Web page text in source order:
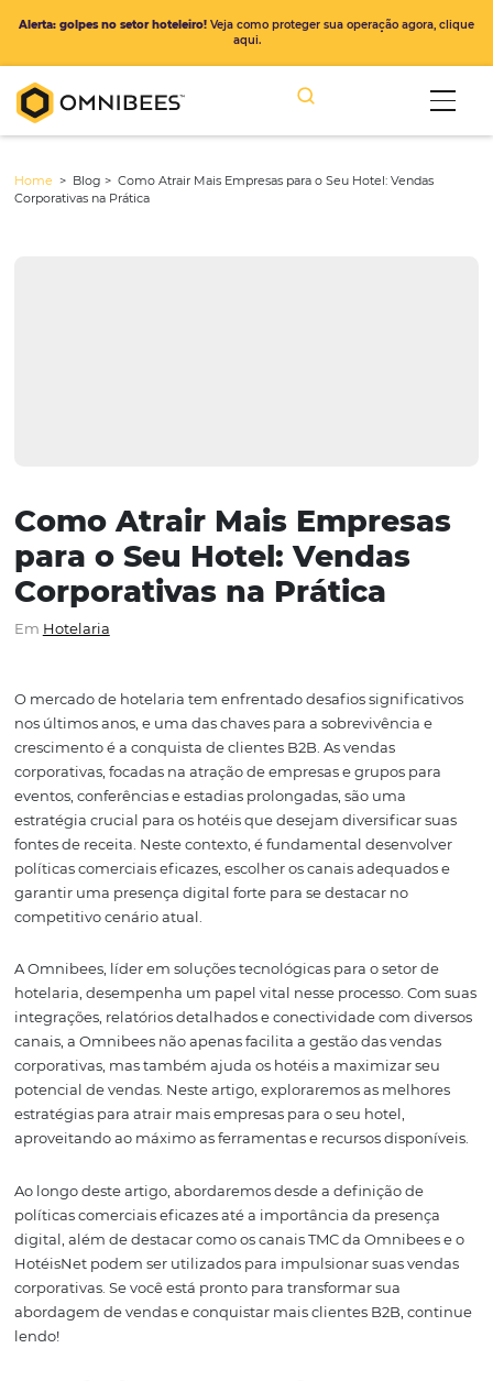
Como Atrair Mais
Corporativas na Prática
Hotelaria
O mercado de hotelaria tem enfrentado desafios
nos últimos anos, e uma das chaves para a
crescimento é a conquista de clientes B2B. As vendas
corporativas, focadas na atração de empresas e grupos
estratégia crucial para os hotéis que desejam
fontes de receita. Neste contexto, é fundamental
políticas comerciais eficazes, escolher os canais
garantir uma presença digital forte para se destacar no
competitivo cenário atual.
A Omnibees, líder em soluções tecnológicas para o
integrações, relatórios detalhados e conectividade com
canais, a Omnibees não apenas facilita a gestão das
corporativas, mas também ajuda os hotéis a maximizar
potencial de vendas. Neste artigo, exploraremos as
estratégias para atrair mais empresas para o seu hotel,
aproveitando ao máximo as ferramentas e recursos
Alerta: golpes no setor hoteleiro!Veja como proteger sua operação